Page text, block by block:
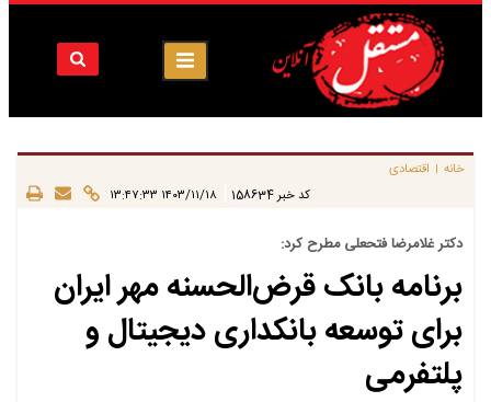
خانه | اقتصادی
کد خبر 158634 ۱۴۰۳/۱۱/۱۸ ۱۳:۴۷:۳۳
دکتر غلامرضا فتحعلی مطرح کرد:
برنامه بانک قرض‌الحسنه مهر ایران
برای توسعه بانکداری دیجیتال و
پلتفرمی